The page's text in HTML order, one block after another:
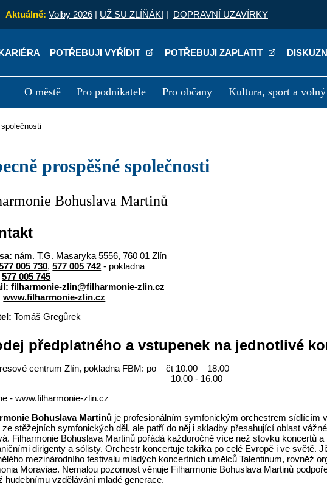
Aktuálně: Volby 2026 | UŽ SU ZLÍŇÁK! | DOPRAVNÍ UZAVÍRKY
POTŘEBUJI VYŘÍDIT POTŘEBUJI ZAPLATIT
O městě Pro podnikatele Pro občany Kultura, sport a volný
společnosti
prospěšné společnosti
Bohuslava Martinů
nám. T.G. Masaryka 5556, 760 01 Zlín
005 730,577 005 742 - pokladna
577 005 745
filharmonie-zlin@filharmonie-zlin.cz
www.filharmonie-zlin.cz
Tomáš Gregůrek
předplatného a vstupenek na jednotlivé
centrum Zlín, pokladna FBM: po – čt 10.00 – 18.00
- 16.00
- www.filharmonie-zlin.cz
Bohuslava Martinů je profesionálním symfonickým orchestrem sídlícím
ze stěžejních symfonických děl, ale patří do něj i skladby přesahující oblast
Filharmonie Bohuslava Martinů pořádá každoročně více než stovku koncertů
dirigenty a sólisty. Orchestr koncertuje takřka po celé Evropě i ve světě.
mezinárodního festivalu mladých koncertních umělců Talentinum, rovněž
Moraviae. Nemalou pozornost věnuje Filharmonie Bohuslava Martinů
hudebnímu vzdělávání mladé generace.